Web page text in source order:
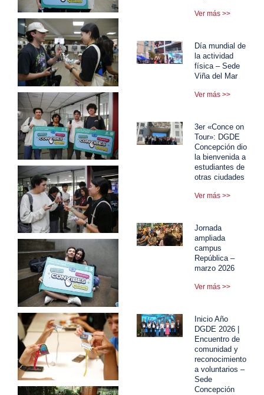
Ver más >>
Día mundial de
la actividad
física – Sede
Viña del Mar
Ver más >>
3er «Conce on
Tour»: DGDE
Concepción dio
la bienvenida a
estudiantes de
otras ciudades
Ver más >>
Jornada
ampliada
campus
República –
marzo 2026
Ver más >>
Inicio Año
DGDE 2026 |
Encuentro de
comunidad y
reconocimiento
a voluntarios –
Sede
Concepción